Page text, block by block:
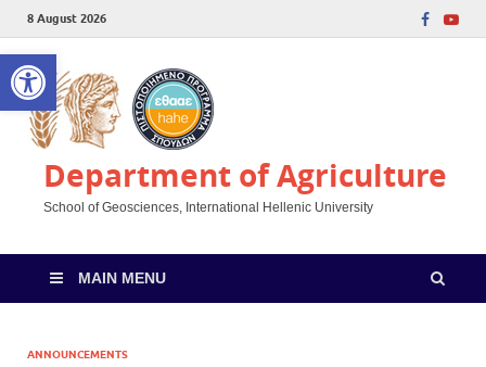
Open toolbar
8 August 2026
Department of Agriculture
School of Geosciences, International Hellenic University
MAIN MENU
ANNOUNCEMENTS